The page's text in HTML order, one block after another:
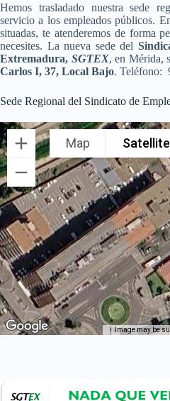
Hemos trasladado nuestra sede
servicio a los empleados públicos.
situadas, te atenderemos de forma
necesites. La nueva sede del
Extremadura, SGTEX, en Mérida,
Carlos I, 37, Local Bajo. Teléfono:
Sede Regional del Sindicato de
Map Satellite
Image may be